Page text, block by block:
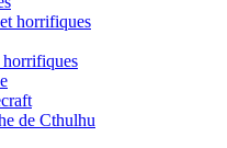
horrifiques
horrifiques
de Cthulhu